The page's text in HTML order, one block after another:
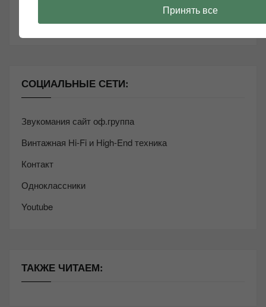
Желаю Вам найти свой звук, с уважением,
СОЦИАЛЬНЫЕ СЕТИ:
Звукомания сайт оф.группа
Винтажная Hi-Fi и High-End техника
Контакт
Одноклассники
Youtube
ТАКЖЕ ЧИТАЕМ:
Принять все